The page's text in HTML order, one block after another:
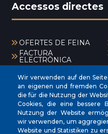
Accessos directes
OFERTES DE FEINA
FACTURA
ELECTRÒNICA
BÚSTIA DENÚNCIES
ANTIFRAU
Menú
Wir verwenden auf den
an eigenen und fremden
die für die Nutzung der
Cookies, die eine bessere
Nutzung der Website
wir verwenden, um
Website und Statistiken zu